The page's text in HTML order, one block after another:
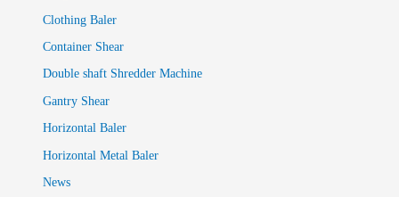
Clothing Baler
Container Shear
Double shaft Shredder Machine
Gantry Shear
Horizontal Baler
Horizontal Metal Baler
News